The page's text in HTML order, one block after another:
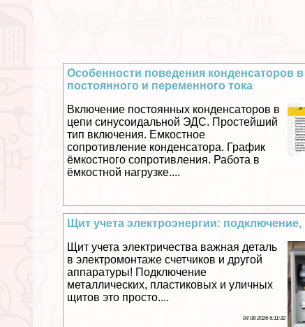
Особенности поведения конденсаторов в
постоянного и переменного тока
Включение постоянных конденсаторов в
цепи синусоидальной ЭДС. Простейший
тип включения. Емкостное
сопротивление конденсатора. График
ёмкостного сопротивления. Работа в
ёмкостной нагрузке....
Щит учета электроэнергии:
Щит учета электричества важная деталь
в электромонтаже счетчиков и другой
аппаратуры! Подключение
металлических, пластиковых и уличных
щитов это просто....
04 08 2026 6:11:32